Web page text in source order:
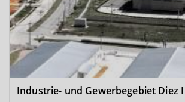
Industrie- und Gewerbegebiet Diez I